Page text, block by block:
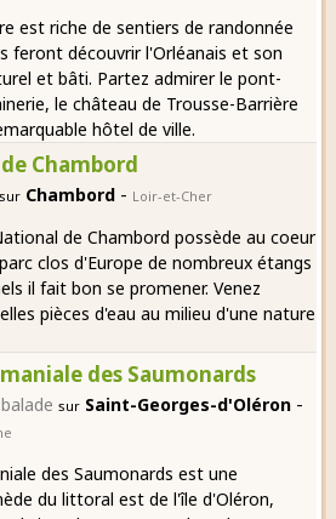
est riche de sentiers de randonnée
feront découvrir l'Orléanais et son
et bâti. Partez admirer le pont-
le château de Trousse-Barrière
hôtel de ville.
Chambord
sur Chambord - Loir-et-Cher
de Chambord possède au coeur
clos d'Europe de nombreux étangs
il fait bon se promener. Venez
pièces d'eau au milieu d'une nature
des Saumonards
sur Saint-Georges-d'Oléron -
des Saumonards est une
du littoral est de l'île d'Oléron,